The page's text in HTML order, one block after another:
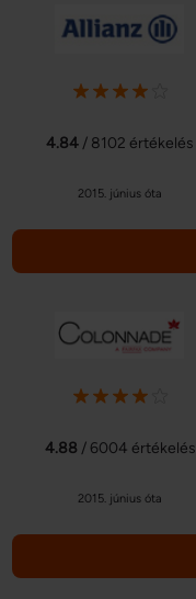
4.84 / 8102 értékelés
2015. június óta
4.88 / 6004 értékelés
2015. június óta